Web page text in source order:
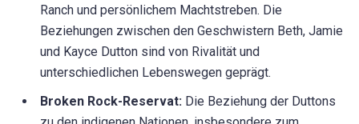
Ranch und persönlichem Machtstreben. Die
Beziehungen zwischen den Geschwistern Beth, Jamie
und Kayce Dutton sind von Rivalität und
unterschiedlichen Lebenswegen geprägt.
Broken Rock-Reservat: Die Beziehung der Duttons